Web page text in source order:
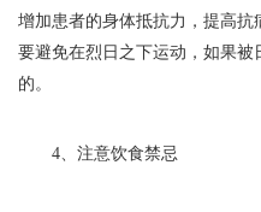
增加患者的身体抵抗力，提高
要避免在烈日之下运动，如果
的。
4、注意饮食禁忌